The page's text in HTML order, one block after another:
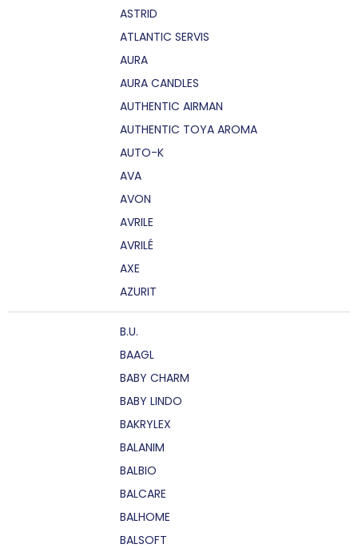
ASTRID
ATLANTIC SERVIS
AURA
AURA CANDLES
AUTHENTIC AIRMAN
AUTHENTIC TOYA AROMA
AUTO-K
AVA
AVON
AVRILE
AVRILÉ
AXE
AZURIT
B.U.
BAAGL
BABY CHARM
BABY LINDO
BAKRYLEX
BALANIM
BALBIO
BALCARE
BALHOME
BALSOFT